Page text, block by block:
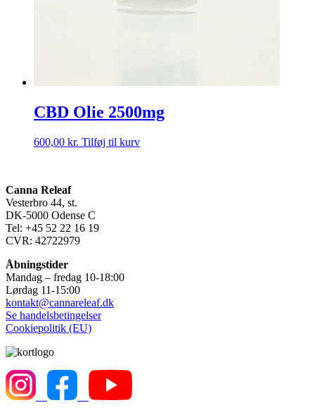
CBD Olie 2500mg
600,00 kr. Tilføj til kurv
Canna Releaf
Vesterbro 44, st.
DK-5000 Odense C
Tel: +45 52 22 16 19
CVR: 42722979
Åbningstider
Mandag – fredag 10-18:00
Lørdag 11-15:00
kontakt@cannareleaf.dk
Se handelsbetingelser
Cookiepolitik (EU)